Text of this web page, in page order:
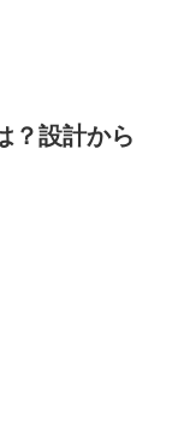
？設計から